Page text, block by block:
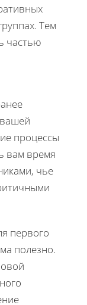
Тем
частью
процессы
вам время
чье
первого
полезно.